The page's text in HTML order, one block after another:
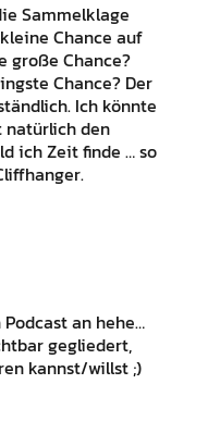
Sammelklage
Chance auf
große Chance?
Chance? Der
Ich könnte
natürlich den
ich Zeit finde … so
an hehe…
gegliedert,
kannst/willst ;)